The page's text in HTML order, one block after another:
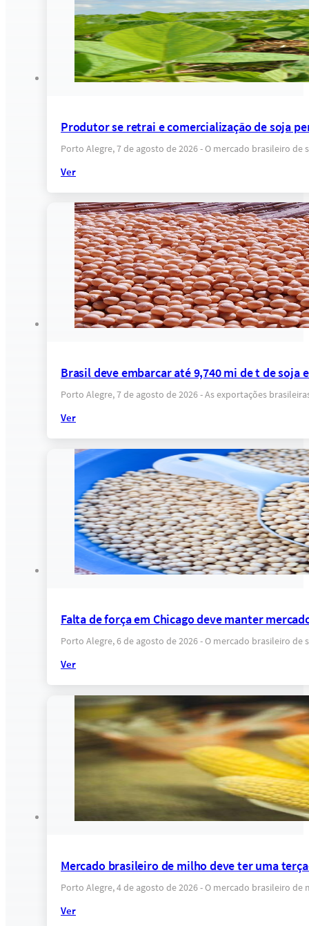
Produtor se retrai e comercialização de soja
Porto Alegre, 7 de agosto de 2026 - O mercado brasileiro
Ver
Brasil deve embarcar até 9,740 mi de t de soja
Porto Alegre, 7 de agosto de 2026 - As exportações
Ver
Falta de força em Chicago deve manter
Porto Alegre, 6 de agosto de 2026 - O mercado brasileiro
Ver
Mercado brasileiro de milho deve ter uma
Porto Alegre, 4 de agosto de 2026 - O mercado brasileiro
Ver